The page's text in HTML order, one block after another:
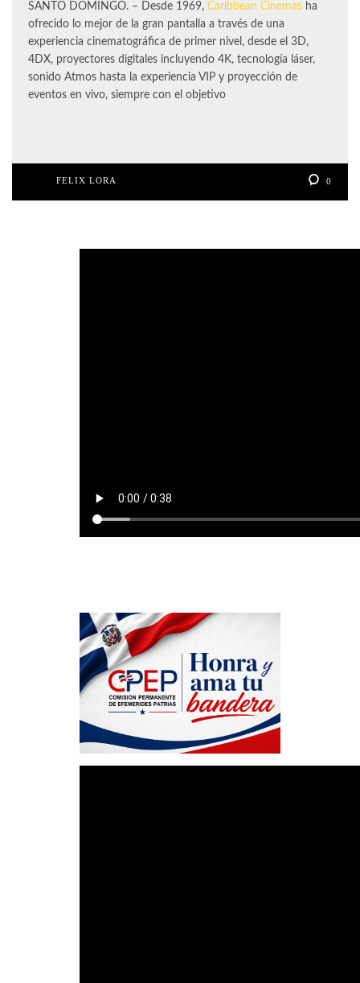
SANTO DOMINGO. – Desde 1969, Caribbean Cinemas ha
ofrecido lo mejor de la gran pantalla a través de una
experiencia cinematográfica de primer nivel, desde el 3D,
4DX, proyectores digitales incluyendo 4K, tecnología láser,
sonido Atmos hasta la experiencia VIP y proyección de
eventos en vivo, siempre con el objetivo
FELIX LORA 0